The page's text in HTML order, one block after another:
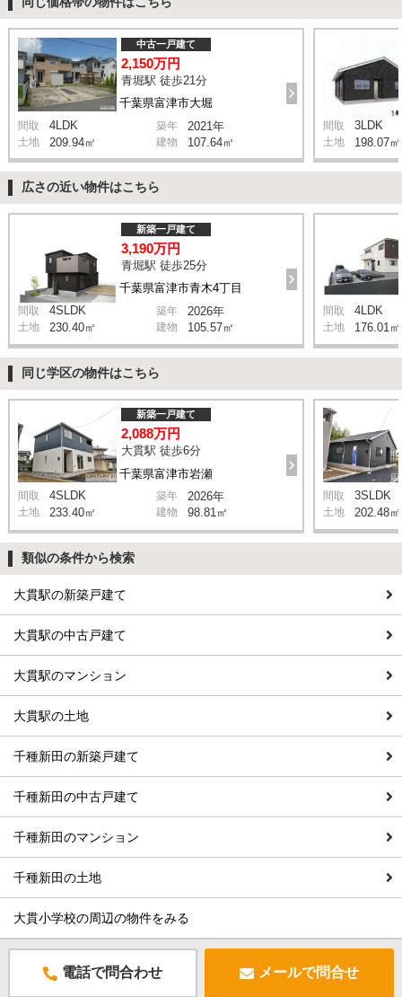
千葉県富津市大堀
中古一戸建て
2,150万円
青堀駅 徒歩21分
間取 4LDK 築年 2021年
土地 209.94㎡ 建物 107.64㎡
間取 3LDK
土地 198.07㎡
広さの近い物件はこちら
千葉県富津市青木4丁目
新築一戸建て
3,190万円
青堀駅 徒歩25分
間取 4SLDK 築年 2026年
土地 230.40㎡ 建物 105.57㎡
間取 4LDK
土地 176.01㎡
同じ学区の物件はこちら
千葉県富津市岩瀬
新築一戸建て
2,088万円
大貫駅 徒歩6分
間取 4SLDK 築年 2026年
土地 233.40㎡ 建物 98.81㎡
間取 3SLDK
土地 202.48㎡
類似の条件から検索
大貫駅の新築戸建て
大貫駅の中古戸建て
大貫駅のマンション
大貫駅の土地
千種新田の新築戸建て
千種新田の中古戸建て
千種新田のマンション
千種新田の土地
大貫小学校の周辺の物件をみる
電話で問合わせ メールで問合せ